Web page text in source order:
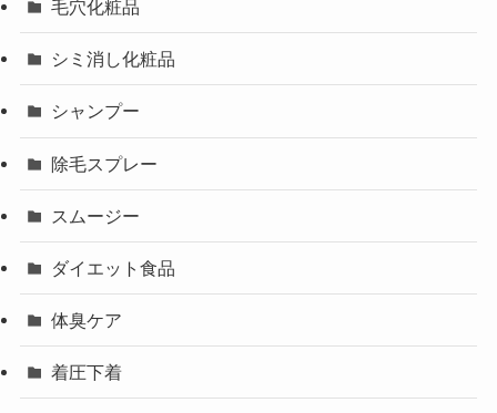
毛穴化粧品
シミ消し化粧品
シャンプー
除毛スプレー
スムージー
ダイエット食品
体臭ケア
着圧下着